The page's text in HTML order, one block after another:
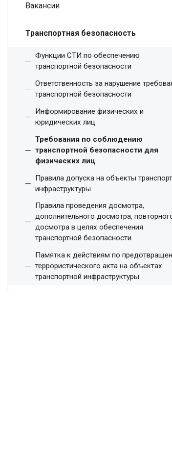
Вакансии
Транспортная безопасность
Функции СТИ по обеспечению
транспортной безопасности
Ответственность за нарушение
транспортной безопасности
Информирование физических и
юридических лиц
Требования по соблюдению
транспортной безопасности для
физических лиц
Правила допуска на объекты
инфраструктуры
Правила проведения досмотра,
дополнительного досмотра,
досмотра в целях обеспечения
транспортной безопасности
Памятка к действиям по
террористического акта на объектах
транспортной инфраструктуры